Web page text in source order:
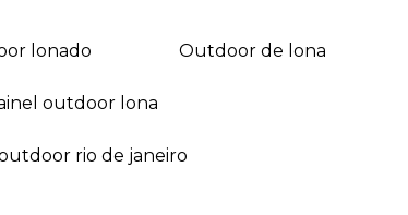
lonado outdoor de lona
outdoor lona
rio de janeiro